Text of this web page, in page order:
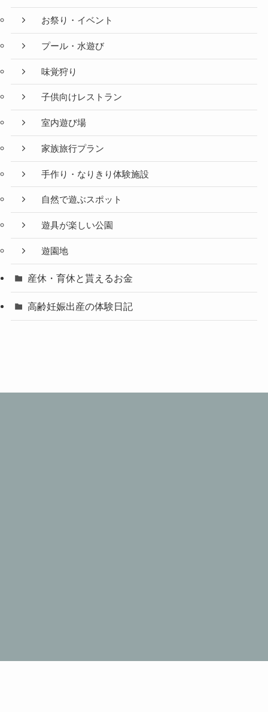
お祭り・イベント
プール・水遊び
味覚狩り
子供向けレストラン
室内遊び場
家族旅行プラン
手作り・なりきり体験施設
自然で遊ぶスポット
遊具が楽しい公園
遊園地
産休・育休と貰えるお金
高齢妊娠出産の体験日記